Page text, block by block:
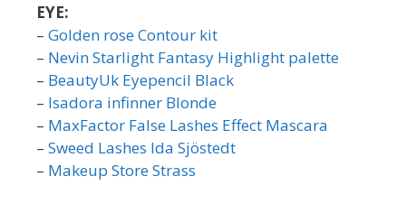
EYE:
– Golden rose Contour kit
– Nevin Starlight Fantasy Highlight palette
– BeautyUk Eyepencil Black
– Isadora infinner Blonde
– MaxFactor False Lashes Effect Mascara
– Sweed Lashes Ida Sjöstedt
– Makeup Store Strass